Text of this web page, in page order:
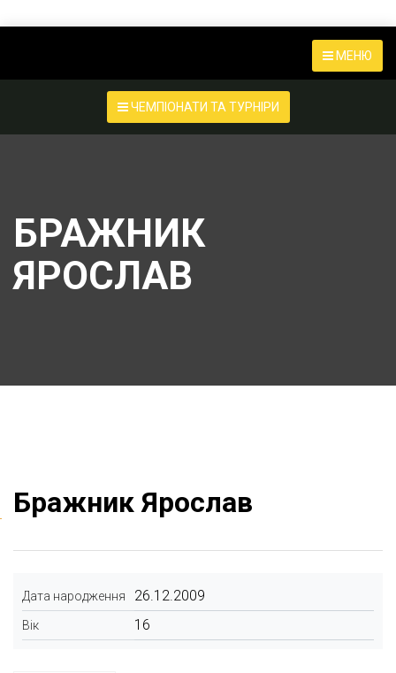
МЕНЮ
ЧЕМПІОНАТИ ТА ТУРНІРИ
БРАЖНИК
ЯРОСЛАВ
Бражник Ярослав
Дата народження 26.12.2009
Вік 16